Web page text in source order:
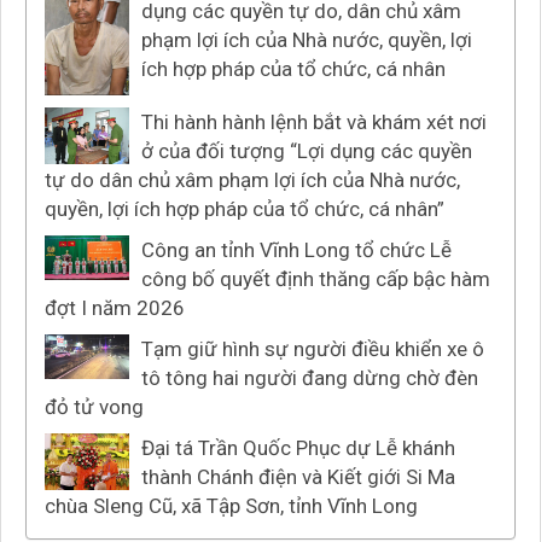
dụng các quyền tự do, dân chủ xâm
phạm lợi ích của Nhà nước, quyền, lợi
ích hợp pháp của tổ chức, cá nhân
Thi hành hành lệnh bắt và khám xét nơi
ở của đối tượng “Lợi dụng các quyền
tự do dân chủ xâm phạm lợi ích của Nhà nước,
quyền, lợi ích hợp pháp của tổ chức, cá nhân”
Công an tỉnh Vĩnh Long tổ chức Lễ
công bố quyết định thăng cấp bậc hàm
đợt I năm 2026
Tạm giữ hình sự người điều khiển xe ô
tô tông hai người đang dừng chờ đèn
đỏ tử vong
Đại tá Trần Quốc Phục dự Lễ khánh
thành Chánh điện và Kiết giới Si Ma
chùa Sleng Cũ, xã Tập Sơn, tỉnh Vĩnh Long